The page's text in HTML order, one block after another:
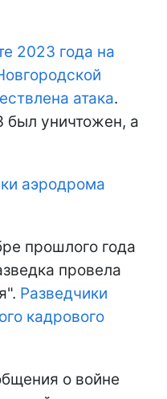
2023 года на
атака.
уничтожен, а
аэродрома
прошлого года
провела
Разведчики
кадрового
о войне